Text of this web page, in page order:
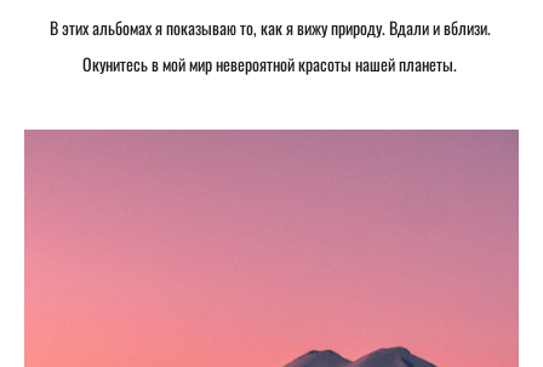
В этих альбомах я показываю то, как я вижу природу. Вдали и вблизи.
Окунитесь в мой мир невероятной красоты нашей планеты.